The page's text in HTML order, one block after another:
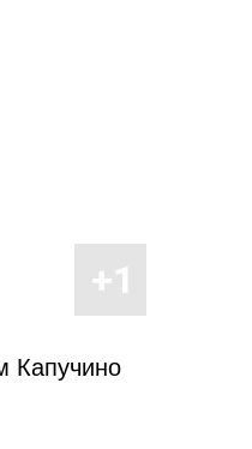
Капучино